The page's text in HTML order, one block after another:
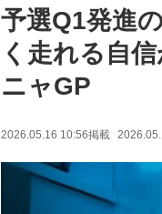
予選Q1発進
く走れる自
ニャGP
2026.05.16 10:56掲載